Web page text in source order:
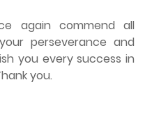
again commend all
perseverance and
you every success in
you.